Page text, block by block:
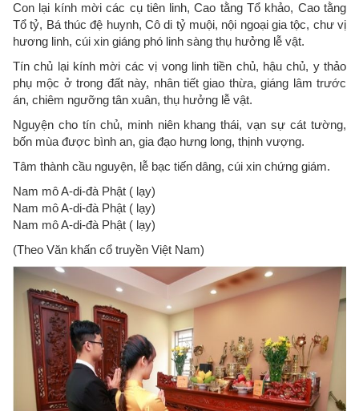
Con lại kính mời các cụ tiên linh, Cao tằng Tổ khảo, Cao tằng
Tổ tỷ, Bá thúc đệ huynh, Cô di tỷ muội, nội ngoại gia tộc, chư vị
hương linh, cúi xin giáng phó linh sàng thụ hưởng lễ vật.
Tín chủ lại kính mời các vị vong linh tiền chủ, hậu chủ, y thảo
phụ mộc ở trong đất này, nhân tiết giao thừa, giáng lâm trước
án, chiêm ngưỡng tân xuân, thụ hưởng lễ vật.
Nguyện cho tín chủ, minh niên khang thái, vạn sự cát tường,
bốn mùa được bình an, gia đạo hưng long, thịnh vượng.
Tâm thành cầu nguyện, lễ bạc tiến dâng, cúi xin chứng giám.
Nam mô A-di-đà Phật ( lạy)
Nam mô A-di-đà Phật ( lạy)
Nam mô A-di-đà Phật ( lạy)
(Theo Văn khấn cổ truyền Việt Nam)